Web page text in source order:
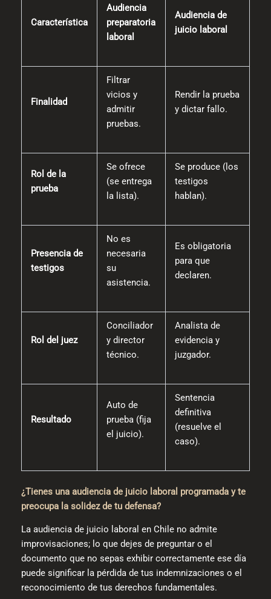
Característica
Audiencia
preparatoria
laboral
Audiencia de
juicio laboral
Finalidad
Filtrar
vicios y
admitir
pruebas.
Rendir la prueba
y dictar fallo.
Rol de la
prueba
Se ofrece
(se entrega
la lista).
Se produce (los
testigos
hablan).
Presencia de
testigos
No es
necesaria
su
asistencia.
Es obligatoria
para que
declaren.
Rol del juez
Conciliador
y director
técnico.
Analista de
evidencia y
juzgador.
Resultado
Auto de
prueba (fija
el juicio).
Sentencia
definitiva
(resuelve el
caso).
¿Tienes una audiencia de juicio laboral programada y te
preocupa la solidez de tu defensa?
La audiencia de juicio laboral en Chile no admite
improvisaciones; lo que dejes de preguntar o el
documento que no sepas exhibir correctamente ese día
puede significar la pérdida de tus indemnizaciones o el
reconocimiento de tus derechos fundamentales.